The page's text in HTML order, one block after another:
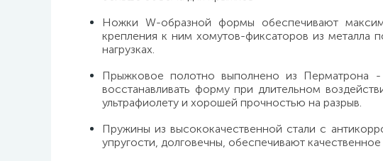
Ножки W-образной формы обеспечивают
крепления к ним хомутов-фиксаторов из металла
нагрузках.
Прыжковое полотно выполнено из Перматрона
восстанавливать форму при длительном
ультрафиолету и хорошей прочностью на разрыв.
Пружины из высококачественной стали с
упругости, долговечны, обеспечивают